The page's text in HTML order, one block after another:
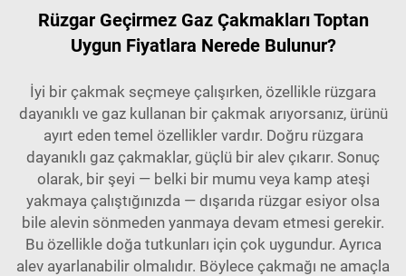
Rüzgar Geçirmez Gaz Çakmakları Toptan
Uygun Fiyatlara Nerede Bulunur?
İyi bir çakmak seçmeye çalışırken, özellikle rüzgara
dayanıklı ve gaz kullanan bir çakmak arıyorsanız, ürünü
ayırt eden temel özellikler vardır. Doğru rüzgara
dayanıklı gaz çakmaklar, güçlü bir alev çıkarır. Sonuç
olarak, bir şeyi — belki bir mumu veya kamp ateşi
yakmaya çalıştığınızda — dışarıda rüzgar esiyor olsa
bile alevin sönmeden yanmaya devam etmesi gerekir.
Bu özellikle doğa tutkunları için çok uygundur. Ayrıca
alev ayarlanabilir olmalıdır. Böylece çakmağı ne amaçla